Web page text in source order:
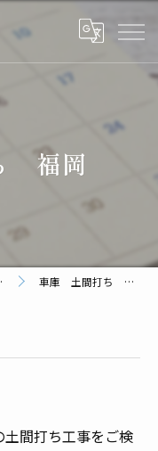
福岡
車庫 土間打ち 福岡
間打ち工事をご検